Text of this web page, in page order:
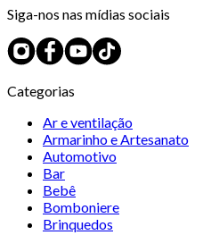
Siga-nos nas mídias sociais
Categorias
Ar e ventilação
Armarinho e Artesanato
Automotivo
Bar
Bebê
Bomboniere
Brinquedos